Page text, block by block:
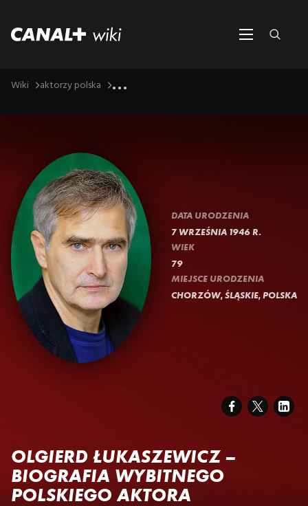
Wiki aktorzy polska ...
DATA URODZENIA
7 WRZEŚNIA 1946 R.
WIEK
79
MIEJSCE URODZENIA
CHORZÓW, ŚLĄSKIE, POLSKA
OLGIERD ŁUKASZEWICZ –
BIOGRAFIA WYBITNEGO
POLSKIEGO AKTORA